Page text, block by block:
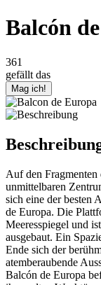
Balcón
361
gefällt das
Auf den
unmittelbaren
sich eine der besten
de Europa. Die
Meeresspiegel und
ausgebaut. Ein
Ende sich der
atemberaubende
Balcón de Europa